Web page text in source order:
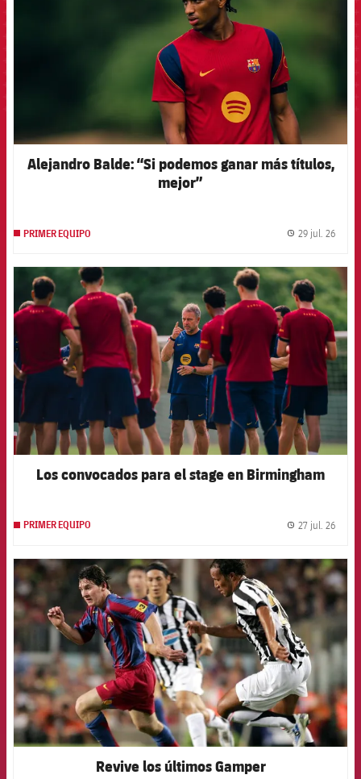
Alejandro Balde: “Si podemos ganar más títulos,
mejor”
PRIMER EQUIPO 29 jul. 26
FCB Barcelona badge
Los convocados para el stage en Birmingham
PRIMER EQUIPO 27 jul. 26
FCB Barcelona badge
Revive los últimos Gamper